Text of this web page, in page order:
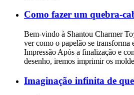
Como fazer um quebra-
Bem-vindo à Shantou Charmer
ver como o papelão se transforma
Impressão Após a finalização e
desenho, iremos imprimir os
Imaginação infinita de